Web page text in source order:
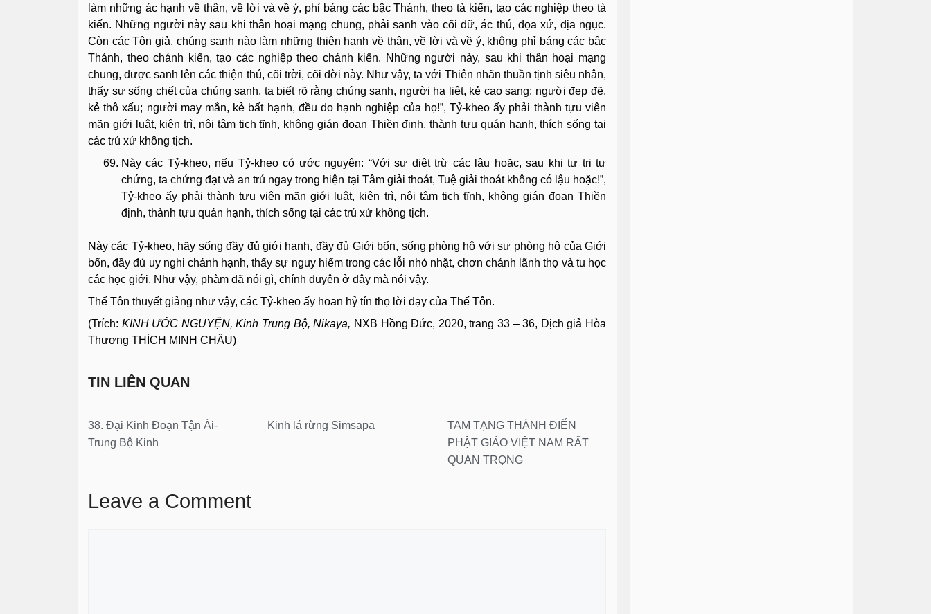
làm những ác hạnh về thân, về lời và về ý, phỉ báng các bậc Thánh, theo tà kiến, tạo các nghiệp theo tà
kiến. Những người này sau khi thân hoại mạng chung, phải sanh vào cõi dữ, ác thú, đọa xứ, địa ngục.
Còn các Tôn giả, chúng sanh nào làm những thiện hạnh về thân, về lời và về ý, không phỉ báng các bậc
Thánh, theo chánh kiến, tạo các nghiệp theo chánh kiến. Những người này, sau khi thân hoại mạng
chung, được sanh lên các thiện thú, cõi trời, cõi đời này. Như vậy, ta với Thiên nhãn thuần tịnh siêu nhân,
thấy sự sống chết của chúng sanh, ta biết rõ rằng chúng sanh, người hạ liệt, kẻ cao sang; người đẹp đẽ,
kẻ thô xấu; người may mắn, kẻ bất hạnh, đều do hạnh nghiệp của họ!”, Tỷ-kheo ấy phải thành tựu viên
mãn giới luật, kiên trì, nội tâm tịch tĩnh, không gián đoạn Thiền định, thành tựu quán hạnh, thích sống tại
các trú xứ không tịch.
Này các Tỷ-kheo, nếu Tỷ-kheo có ước nguyện: “Với sự diệt trừ các lậu hoặc, sau khi tự tri tự
chứng, ta chứng đạt và an trú ngay trong hiện tại Tâm giải thoát, Tuệ giải thoát không có lậu hoặc!”,
Tỷ-kheo ấy phải thành tựu viên mãn giới luật, kiên trì, nội tâm tịch tĩnh, không gián đoạn Thiền
định, thành tựu quán hạnh, thích sống tại các trú xứ không tịch.
Này các Tỷ-kheo, hãy sống đầy đủ giới hạnh, đầy đủ Giới bổn, sống phòng hộ với sự phòng hộ của Giới
bổn, đầy đủ uy nghi chánh hạnh, thấy sự nguy hiểm trong các lỗi nhỏ nhặt, chơn chánh lãnh thọ và tu học
các học giới. Như vậy, phàm đã nói gì, chính duyên ở đây mà nói vậy.
Thế Tôn thuyết giảng như vậy, các Tỷ-kheo ấy hoan hỷ tín thọ lời dạy của Thế Tôn.
(Trích: KINH ƯỚC NGUYỆN, Kinh Trung Bộ, Nikaya, NXB Hồng Đức, 2020, trang 33 – 36, Dịch giả Hòa
Thượng THÍCH MINH CHÂU)
TIN LIÊN QUAN
38. Đại Kinh Đoạn Tận Ái-
Trung Bộ Kinh
Kinh lá rừng Simsapa
TAM TẠNG THÁNH ĐIỂN
PHẬT GIÁO VIỆT NAM RẤT
QUAN TRỌNG
Leave a Comment